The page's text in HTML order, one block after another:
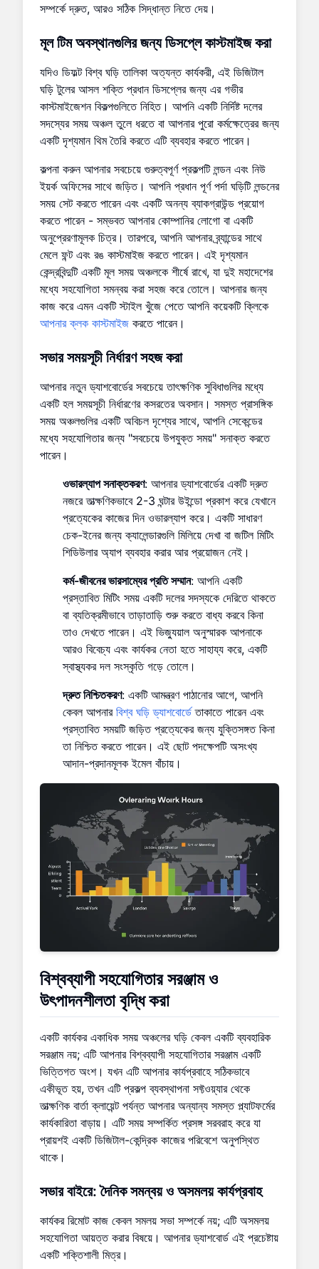
সম্পর্কে দ্রুত, আরও সঠিক সিদ্ধান্ত নিতে দেয়।
মূল টিম অবস্থানগুলিরজন্য ডিসপ্লে কাস্টমাইজ করা
যদিও ডিফল্ট বিশ্ব ঘড়ি তালিকা অত্যন্ত কার্যকরী, এই ডিজিটাল
ঘড়ি টুলের আসল শক্তি প্রধান ডিসপ্লের জন্য এর গভীর
কাস্টমাইজেশন বিকল্পগুলিতে নিহিত। আপনি একটি নির্দিষ্ট দলের
সদস্যের সময় অঞ্চল তুলে ধরতে বা আপনার পুরো কর্মক্ষেত্রের জন্য
একটি দৃশ্যমান থিম তৈরি করতে এটি ব্যবহার করতে পারেন।
কল্পনা করুন আপনার সবচেয়ে গুরুত্বপূর্ণ প্রকল্পটি লন্ডন এবং নিউ
ইয়র্ক অফিসের সাথে জড়িত। আপনি প্রধান পূর্ণ পর্দা ঘড়িটি লন্ডনের
সময় সেট করতে পারেন এবং একটি অনন্য ব্যাকগ্রাউন্ড প্রয়োগ
করতে পারেন - সম্ভবত আপনার কোম্পানির লোগো বা একটি
অনুপ্রেরণামূলক চিত্র। তারপরে, আপনি আপনার ব্র্যান্ডের সাথে
মেলে ফন্ট এবং রঙ কাস্টমাইজ করতে পারেন। এই দৃশ্যমান
কেন্দ্রবিন্দুটি একটি মূল সময় অঞ্চলকে শীর্ষে রাখে, যা দুই মহাদেশের
মধ্যে সহযোগিতা সমন্বয় করা সহজ করে তোলে। আপনার জন্য
কাজ করে এমন একটি স্টাইল খুঁজে পেতে আপনি কয়েকটি ক্লিকে
আপনার ক্লক কাস্টমাইজ করতে পারেন।
সভার সময়সূচী নির্ধারণসহজ করা
আপনার নতুন ড্যাশবোর্ডের সবচেয়ে তাৎক্ষণিক সুবিধাগুলির মধ্যে
একটি হল সময়সূচী নির্ধারণের কসরতের অবসান। সমস্ত প্রাসঙ্গিক
সময় অঞ্চলগুলির একটি অবিচল দৃশ্যের সাথে, আপনি সেকেন্ডের
মধ্যে সহযোগিতার জন্য "সবচেয়ে উপযুক্ত সময়" সনাক্ত করতে
পারেন।
ওভারল্যাপ সনাক্তকরণ: আপনার ড্যাশবোর্ডের একটি দ্রুত
নজরে তাত্ক্ষণিকভাবে 2-3 ঘন্টার উইন্ডো প্রকাশ করে যেখানে
প্রত্যেকের কাজের দিন ওভারল্যাপ করে। একটি সাধারণ
চেক-ইনের জন্য ক্যালেন্ডারগুলি মিলিয়ে দেখা বা জটিল মিটিং
শিডিউলার অ্যাপ ব্যবহার করার আর প্রয়োজন নেই।
কর্ম-জীবনের ভারসাম্যের প্রতি সম্মান: আপনি একটি
প্রস্তাবিত মিটিং সময় একটি দলের সদস্যকে দেরিতে থাকতে
বা ব্যতিক্রমীভাবে তাড়াতাড়ি শুরু করতে বাধ্য করবে কিনা
তাও দেখতে পারেন। এই ভিজ্যুয়াল অনুস্মারক আপনাকে
আরও বিবেচ্য এবং কার্যকর নেতা হতে সাহায্য করে, একটি
স্বাস্থ্যকর দল সংস্কৃতি গড়ে তোলে।
দ্রুত নিশ্চিতকরণ: একটি আমন্ত্রণ পাঠানোর আগে, আপনি
কেবল আপনার বিশ্ব ঘড়ি ড্যাশবোর্ডেতাকাতে পারেন এবং
প্রস্তাবিত সময়টি জড়িত প্রত্যেকের জন্য যুক্তিসঙ্গত কিনা
তা নিশ্চিত করতে পারেন। এই ছোট পদক্ষেপটি অসংখ্য
আদান-প্রদানমূলক ইমেল বাঁচায়।
বিশ্বব্যাপী সহযোগিতার সরঞ্জামও
উৎপাদনশীলতা বৃদ্ধি করা
একটি কার্যকর একাধিক সময় অঞ্চলের ঘড়ি কেবল একটি ব্যবহারিক
সরঞ্জাম নয়; এটি আপনার বিশ্বব্যাপী সহযোগিতার সরঞ্জাম একটি
ভিত্তিগত অংশ। যখন এটি আপনার কার্যপ্রবাহে সঠিকভাবে
একীভূত হয়, তখন এটি প্রকল্প ব্যবস্থাপনা সফ্টওয়্যার থেকে
তাত্ক্ষণিক বার্তা ক্লায়েন্ট পর্যন্ত আপনার অন্যান্য সমস্ত প্ল্যাটফর্মের
কার্যকারিতা বাড়ায়। এটি সময় সম্পর্কিত প্রসঙ্গ সরবরাহ করে যা
প্রায়শই একটি ডিজিটাল-কেন্দ্রিক কাজের পরিবেশে অনুপস্থিত
থাকে।
সভার বাইরে: দৈনিক সমন্বয় ও অসমলয় কার্যপ্রবাহ
কার্যকর রিমোট কাজ কেবল সমলয় সভা সম্পর্কে নয়; এটি অসমলয়
সহযোগিতা আয়ত্ত করার বিষয়ে। আপনার ড্যাশবোর্ড এই প্রচেষ্টায়
একটি শক্তিশালী মিত্র।